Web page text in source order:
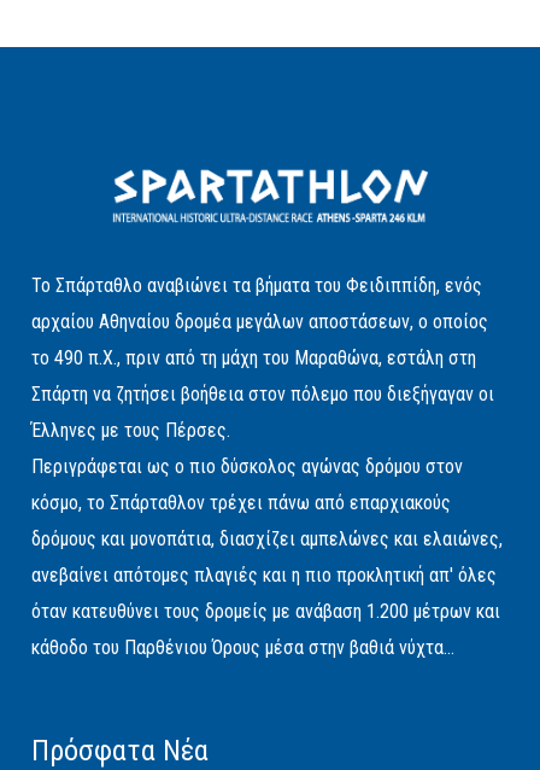
Το Σπάρταθλο αναβιώνει τα βήματα του Φειδιππίδη, ενός
αρχαίου Αθηναίου δρομέα μεγάλων αποστάσεων, ο οποίος
το 490 π.Χ., πριν από τη μάχη του Μαραθώνα, εστάλη στη
Σπάρτη να ζητήσει βοήθεια στον πόλεμο που διεξήγαγαν οι
Έλληνες με τους Πέρσες.
Περιγράφεται ως ο πιο δύσκολος αγώνας δρόμου στον
κόσμο, το Σπάρταθλον τρέχει πάνω από επαρχιακούς
δρόμους και μονοπάτια, διασχίζει αμπελώνες και ελαιώνες,
ανεβαίνει απότομες πλαγιές και η πιο προκλητική απ' όλες
όταν κατευθύνει τους δρομείς με ανάβαση 1.200 μέτρων και
κάθοδο του Παρθένιου Όρους μέσα στην βαθιά νύχτα...
Πρόσφατα Νέα